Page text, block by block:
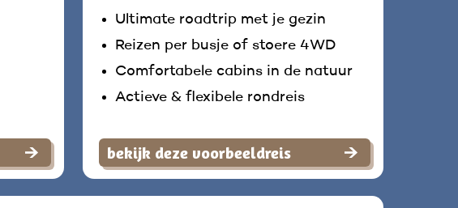
Ultimate roadtrip met je gezin
Reizen per busje of stoere 4WD
Comfortabele cabins in de natuur
Actieve & flexibele rondreis
bekijk deze voorbeeldreis